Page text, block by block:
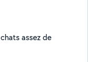
assez de